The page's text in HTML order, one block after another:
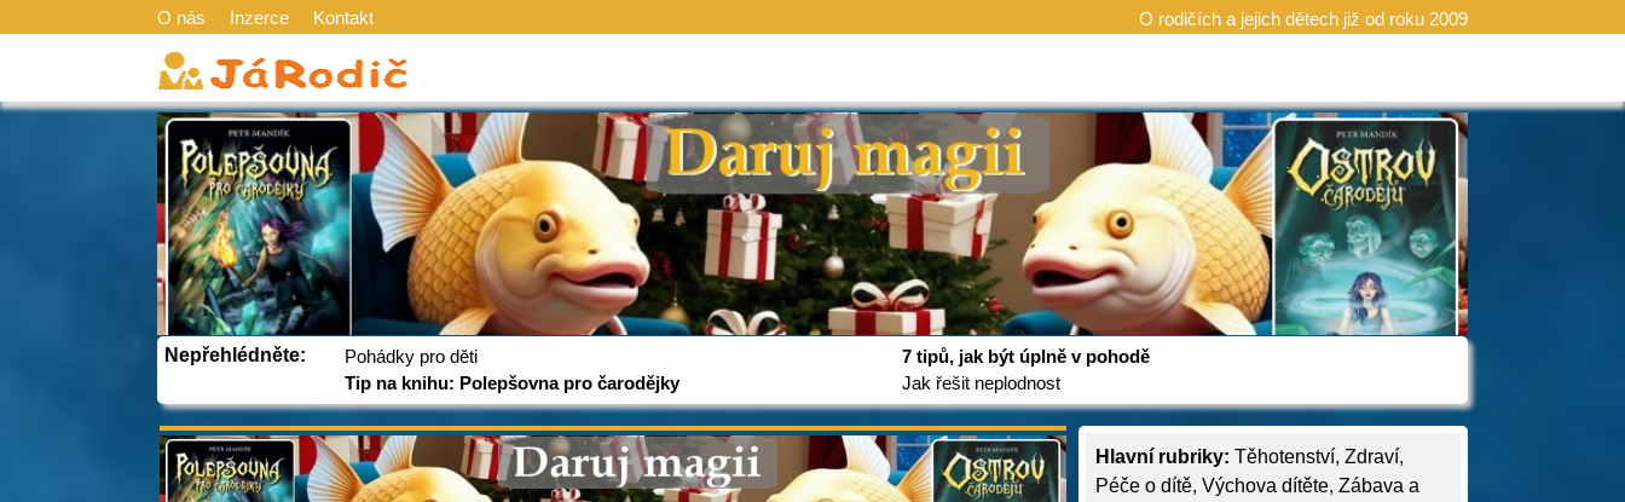
O nás Inzerce Kontakt O rodičích a jejich dětech již od roku 2009
Nepřehlédněte:
Pohádky pro děti
Tip na knihu: Polepšovna pro čarodějky
7 tipů, jak být úplně v pohodě
Jak řešit neplodnost
Hlavní rubriky: Těhotenství, Zdraví,
Péče o dítě, Výchova dítěte, Zábava a